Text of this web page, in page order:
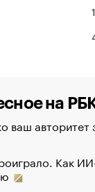
на
ваш авторитет
Как